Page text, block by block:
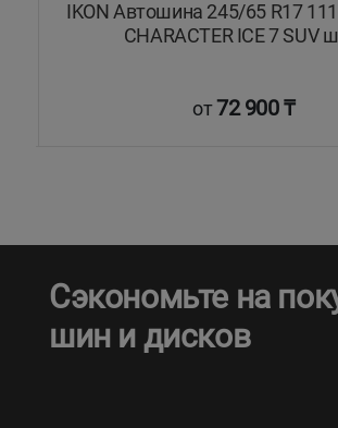
IKON Автошина 245/65 R17
CHARACTER ICE 7 SUV
от72 900 ₸
Сэкономьте на
шин и дисков